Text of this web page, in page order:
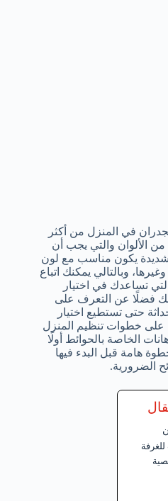
في المنزل من أكثر
الألوان والتي يجب أن
شديدة يكون مناسب مع لون
وبالتالي يمكنك اتباع
تساعدك في اختيار
فضلًا عن التعرف على
حتى تستطيع اختيار
على خطوات تنظيم المنزل
الخاصة بالحوائط أولًا
هامة قبل البدء فيها
الضرورية.